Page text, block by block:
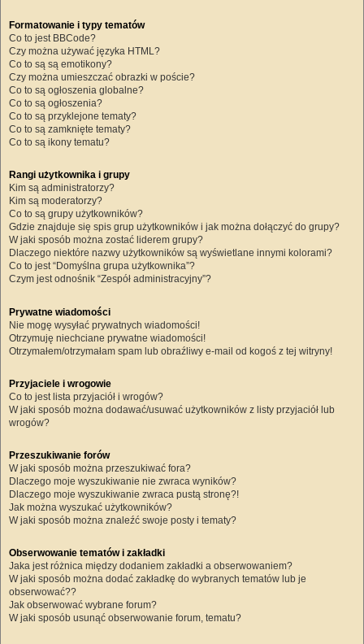
Formatowanie i typy tematów
Co to jest BBCode?
Czy można używać języka HTML?
Co to są są emotikony?
Czy można umieszczać obrazki w poście?
Co to są ogłoszenia globalne?
Co to są ogłoszenia?
Co to są przyklejone tematy?
Co to są zamknięte tematy?
Co to są ikony tematu?
Rangi użytkownika i grupy
Kim są administratorzy?
Kim są moderatorzy?
Co to są grupy użytkowników?
Gdzie znajduje się spis grup użytkowników i jak można dołączyć do grupy?
W jaki sposób można zostać liderem grupy?
Dlaczego niektóre nazwy użytkowników są wyświetlane innymi kolorami?
Co to jest “Domyślna grupa użytkownika”?
Czym jest odnośnik “Zespół administracyjny”?
Prywatne wiadomości
Nie mogę wysyłać prywatnych wiadomości!
Otrzymuję niechciane prywatne wiadomości!
Otrzymałem/otrzymałam spam lub obraźliwy e-mail od kogoś z tej witryny!
Przyjaciele i wrogowie
Co to jest lista przyjaciół i wrogów?
W jaki sposób można dodawać/usuwać użytkowników z listy przyjaciół lub
wrogów?
Przeszukiwanie forów
W jaki sposób można przeszukiwać fora?
Dlaczego moje wyszukiwanie nie zwraca wyników?
Dlaczego moje wyszukiwanie zwraca pustą stronę?!
Jak można wyszukać użytkowników?
W jaki sposób można znaleźć swoje posty i tematy?
Obserwowanie tematów i zakładki
Jaka jest różnica między dodaniem zakładki a obserwowaniem?
W jaki sposób można dodać zakładkę do wybranych tematów lub je
obserwować??
Jak obserwować wybrane forum?
W jaki sposób usunąć obserwowanie forum, tematu?